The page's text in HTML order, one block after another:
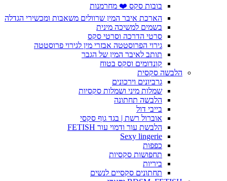
בובות סקס ❤️ מחרמנות
הארכת איבר המין שרוולים משאבות ומכשירי הגדלה
בשמים למשיכה מינית
סרטי הדרכה וסרטי סקס
גירוי הפרוסטטה אבזרי מין לגירוי פרוסטטה
תותב לאיבר המין של הגבר
קונדומים וסקס בטוח
הלבשה סקסית
גרביונים וירכונים
שמלות מיני ושמלות סקסיות
הלבשה תחתונה
בייבי דול
אוברול רשת | בגד גוף סקסי
הלבשת עור ודמוי עור FETISH
Sexy lingerie
כפפות
תחפושות סקסיות
ביריות
תחתונים סקסיים לנשים